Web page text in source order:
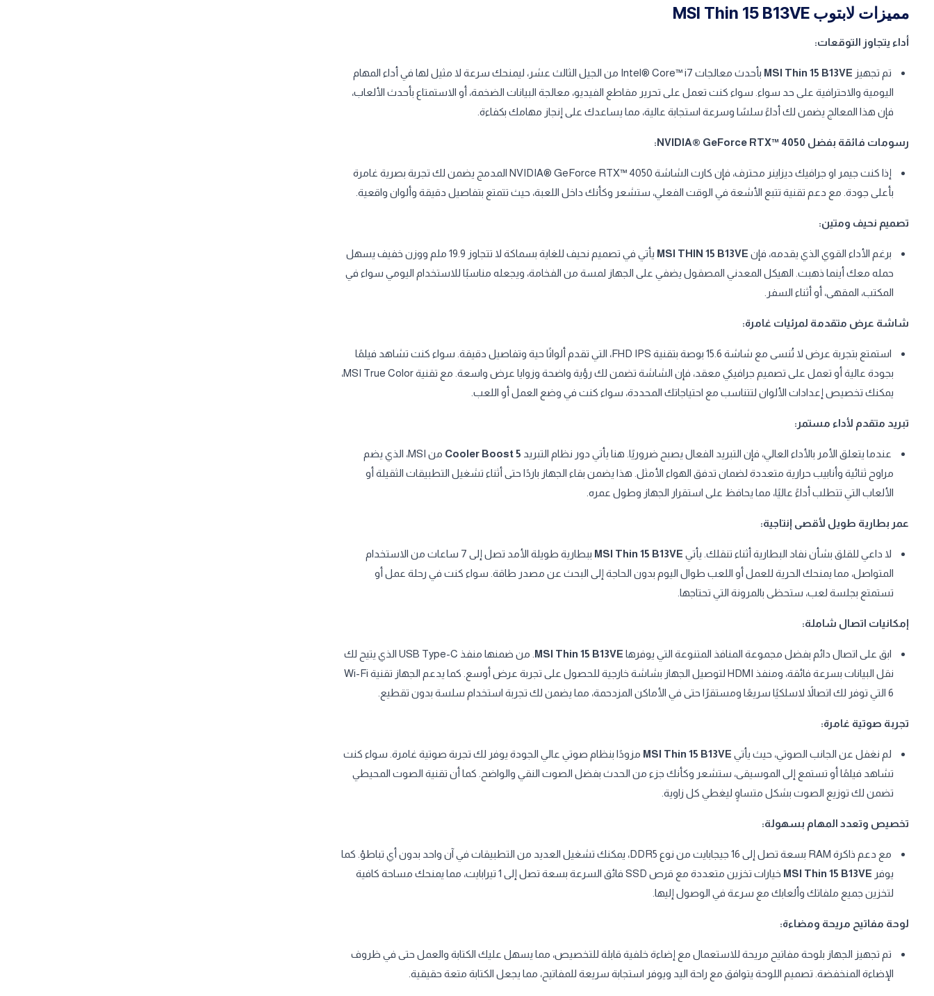
مميزات لابتوب MSI Thin 15 B13VE
أداء يتجاوز التوقعات:
تم تجهيز MSI Thin 15 B13VE
بأحدث معالجات Intel® Core™ i7 من الجيل الثالث عشر، ليمنحك سرعة لا مثيل لها في أداء المهام
اليومية والاحترافية على حد سواء. سواء كنت تعمل على تحرير مقاطع الفيديو، معالجة البيانات الضخمة، أو الاستمتاع بأحدث الألعاب،
فإن هذا المعالج يضمن لك أداءً سلسًا وسرعة استجابة عالية، مما يساعدك على إنجاز مهامك بكفاءة.
رسومات فائقة بفضل NVIDIA® GeForce RTX™ 4050:
إذا كنت جيمر او جرافيك ديزاينر محترف، فإن كارت الشاشة NVIDIA® GeForce RTX™ 4050 المدمج يضمن لك تجربة بصرية غامرة
بأعلى جودة. مع دعم تقنية تتبع الأشعة في الوقت الفعلي، ستشعر وكأنك داخل اللعبة، حيث تتمتع بتفاصيل دقيقة وألوان واقعية.
تصميم نحيف ومتين:
برغم الأداء القوي الذي يقدمه، فإن MSI THIN 15 B13VE
يأتي في تصميم نحيف للغاية بسماكة لا تتجاوز 19.9 ملم ووزن خفيف يسهل
حمله معك أينما ذهبت. الهيكل المعدني المصقول يضفي على الجهاز لمسة من الفخامة، ويجعله مناسبًا للاستخدام اليومي سواء في
المكتب، المقهى، أو أثناء السفر.
شاشة عرض متقدمة لمرئيات غامرة:
استمتع بتجربة عرض لا تُنسى مع شاشة 15.6 بوصة بتقنية FHD IPS، التي تقدم ألوانًا حية وتفاصيل دقيقة. سواء كنت تشاهد فيلمًا
بجودة عالية أو تعمل على تصميم جرافيكي معقد، فإن الشاشة تضمن لك رؤية واضحة وزوايا عرض واسعة. مع تقنية MSI True Color،
يمكنك تخصيص إعدادات الألوان لتتناسب مع احتياجاتك المحددة، سواء كنت في وضع العمل أو اللعب.
تبريد متقدم لأداء مستمر:
عندما يتعلق الأمر بالأداء العالي، فإن التبريد الفعال يصبح ضروريًا. هنا يأتي دور نظام التبريد Cooler Boost 5
من MSI، الذي يضم
مراوح ثنائية وأنابيب حرارية متعددة لضمان تدفق الهواء الأمثل. هذا يضمن بقاء الجهاز باردًا حتى أثناء تشغيل التطبيقات الثقيلة أو
الألعاب التي تتطلب أداءً عاليًا، مما يحافظ على استقرار الجهاز وطول عمره.
عمر بطارية طويل لأقصى إنتاجية:
لا داعي للقلق بشأن نفاد البطارية أثناء تنقلك. يأتي MSI Thin 15 B13VE
ببطارية طويلة الأمد تصل إلى 7 ساعات من الاستخدام
المتواصل، مما يمنحك الحرية للعمل أو اللعب طوال اليوم بدون الحاجة إلى البحث عن مصدر طاقة. سواء كنت في رحلة عمل أو
تستمتع بجلسة لعب، ستحظى بالمرونة التي تحتاجها.
إمكانيات اتصال شاملة:
ابق على اتصال دائم بفضل مجموعة المنافذ المتنوعة التي يوفرها MSI Thin 15 B13VE
. من ضمنها منفذ USB Type-C الذي يتيح لك
نقل البيانات بسرعة فائقة، ومنفذ HDMI لتوصيل الجهاز بشاشة خارجية للحصول على تجربة عرض أوسع. كما يدعم الجهاز تقنية Wi-Fi
6 التي توفر لك اتصالاً لاسلكيًا سريعًا ومستقرًا حتى في الأماكن المزدحمة، مما يضمن لك تجربة استخدام سلسة بدون تقطيع.
تجربة صوتية غامرة:
لم نغفل عن الجانب الصوتي، حيث يأتي MSI Thin 15 B13VE مزودًا بنظام صوتي عالي الجودة يوفر لك تجربة صوتية غامرة. سواء كنت
تشاهد فيلمًا أو تستمع إلى الموسيقى، ستشعر وكأنك جزء من الحدث بفضل الصوت النقي والواضح. كما أن تقنية الصوت المحيطي
تضمن لك توزيع الصوت بشكل متساوٍ ليغطي كل زاوية.
تخصيص وتعدد المهام بسهولة:
مع دعم ذاكرة RAM بسعة تصل إلى 16 جيجابايت من نوع DDR5، يمكنك تشغيل العديد من التطبيقات في آن واحد بدون أي تباطؤ. كما
يوفر MSI Thin 15 B13VE
خيارات تخزين متعددة مع قرص SSD فائق السرعة بسعة تصل إلى 1 تيرابايت، مما يمنحك مساحة كافية
لتخزين جميع ملفاتك وألعابك مع سرعة في الوصول إليها.
لوحة مفاتيح مريحة ومضاءة:
تم تجهيز الجهاز بلوحة مفاتيح مريحة للاستعمال مع إضاءة خلفية قابلة للتخصيص، مما يسهل عليك الكتابة والعمل حتى في ظروف
الإضاءة المنخفضة. تصميم اللوحة يتوافق مع راحة اليد ويوفر استجابة سريعة للمفاتيح، مما يجعل الكتابة متعة حقيقية.